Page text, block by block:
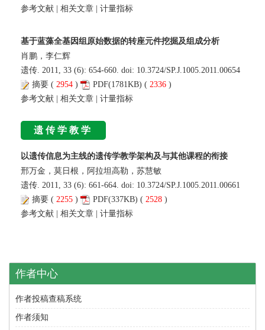
参考文献 | 相关文章 | 计量指标
基于蓝藻全基因组原始数据的转座元件挖掘及组成分析
肖鹏，李仁辉
遗传. 2011, 33 (6): 654-660. doi: 10.3724/SP.J.1005.2011.00654
摘要 ( 2954 ) PDF(1781KB) ( 2336 )
参考文献 | 相关文章 | 计量指标
遗传学教学
以遗传信息为主线的遗传学教学架构及与其他课程的衔接
邢万金，莫日根，阿拉坦高勒，苏慧敏
遗传. 2011, 33 (6): 661-664. doi: 10.3724/SP.J.1005.2011.00661
摘要 ( 2255 ) PDF(337KB) ( 2528 )
参考文献 | 相关文章 | 计量指标
作者中心
作者投稿查稿系统
作者须知